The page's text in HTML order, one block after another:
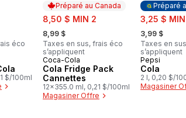
éco
$/100ml
Préparé au Canada
sale:
8,50 $ MIN 2
, formerly:
8,99 $
Taxes en sus, frais éco
s’appliquent
Préparé au Canada
Coca-Cola
Cola Fridge Pack
Cannettes
12x355.0 ml, 0,21 $/100ml
Magasiner Offre
Préparé
sale:
3,25 $
, formerly:
3,99 $
Taxes en
s’appliquent
Préparé
Pepsi
Cola
2 l, 0,20 $/
Magasiner